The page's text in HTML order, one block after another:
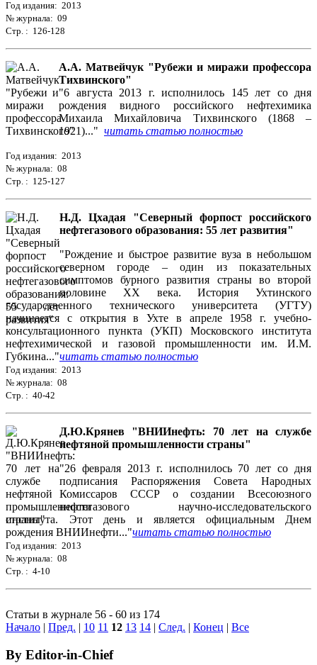
Год издания: 2013
№ журнала: 09
Стр. : 126-128
А.А. Матвейчук "Рубежи и миражи профессора
Тихвинского"
"6 августа 2013 г. исполнилось 145 лет со дня
рождения видного российского нефтехимика
Михаила Михайловича Тихвинского (1868 –
1921)..." читать статью полностью
Год издания: 2013
№ журнала: 08
Стр. : 125-127
Н.Д. Цхадая "Северный форпост российского
нефтегазового образования: 55 лет развития"
"Рождение и быстрое развитие вуза в небольшом
северном городе – один из показательных
симптомов бурного развития страны во второй
половине ХХ века. История Ухтинского
государственного технического университета (УГТУ)
начинается с открытия в Ухте в апреле 1958 г. учебно-
консультационного пункта (УКП) Московского института
нефтехимической и газовой промышленности им. И.М.
Губкина..."читать статью полностью
Год издания: 2013
№ журнала: 08
Стр. : 40-42
Д.Ю.Крянев "ВНИИнефть: 70 лет на службе
нефтяной промышленности страны"
"26 февраля 2013 г. исполнилось 70 лет со дня
подписания Распоряжения Совета Народных
Комиссаров СССР о создании Всесоюзного
нефтегазового научно-исследовательского
института. Этот день и является официальным Днем
рождения ВНИИнефти..."читать статью полностью
Год издания: 2013
№ журнала: 08
Стр. : 4-10
Статьи в журнале 56 - 60 из 174
Начало | Пред. | 10 11 12 13 14 | След. | Конец | Все
By Editor-in-Chief